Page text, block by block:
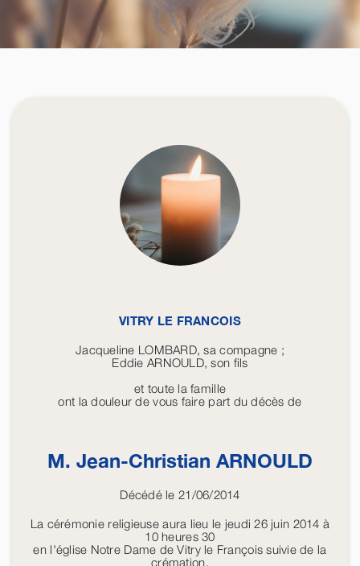
VITRY LE FRANCOIS
Jacqueline LOMBARD, sa compagne ;
Eddie ARNOULD, son fils
et toute la famille
ont la douleur de vous faire part du décès de
M. Jean-Christian ARNOULD
Décédé le 21/06/2014
La cérémonie religieuse aura lieu le jeudi 26 juin 2014 à
10 heures 30
en l'église Notre Dame de Vitry le François suivie de la
crémation.